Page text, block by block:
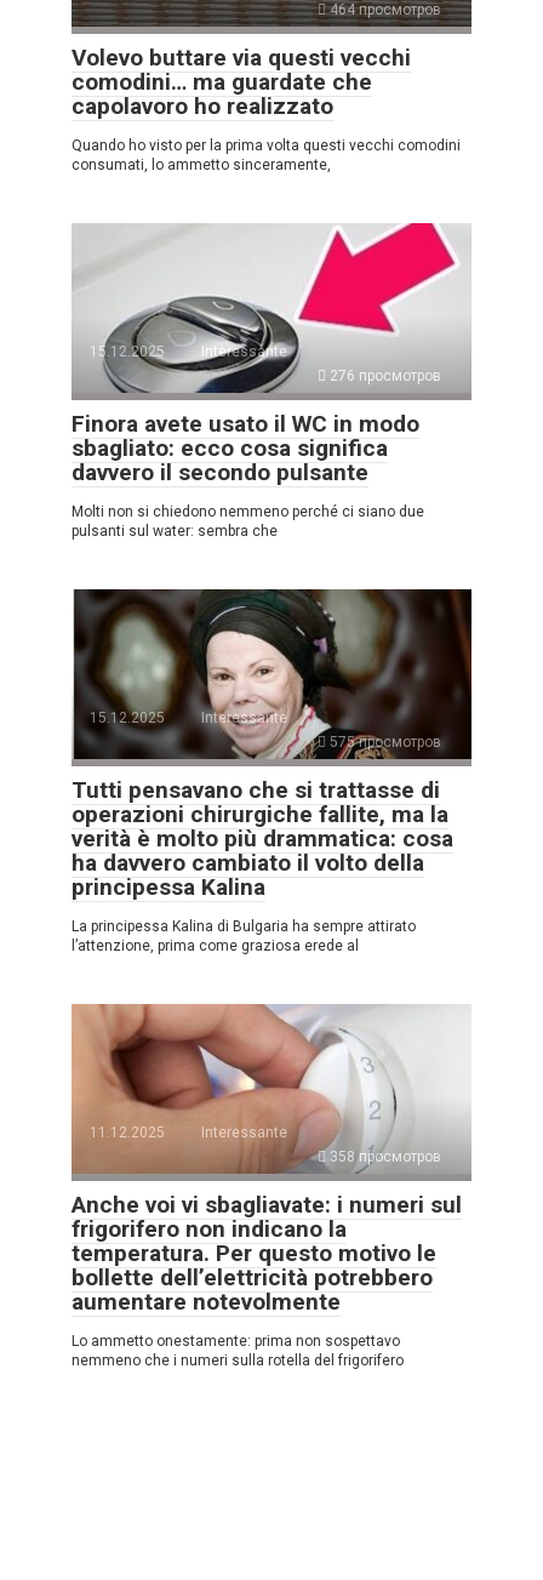
464 просмотров
Volevo buttare via questi vecchi
comodini… ma guardate che
capolavoro ho realizzato
Quando ho visto per la prima volta questi vecchi comodini
consumati, lo ammetto sinceramente,
15.12.2025
Interessante
276 просмотров
Finora avete usato il WC in modo
sbagliato: ecco cosa significa
davvero il secondo pulsante
Molti non si chiedono nemmeno perché ci siano due
pulsanti sul water: sembra che
15.12.2025
Interessante
575 просмотров
Tutti pensavano che si trattasse di
operazioni chirurgiche fallite, ma la
verità è molto più drammatica: cosa
ha davvero cambiato il volto della
principessa Kalina
La principessa Kalina di Bulgaria ha sempre attirato
l’attenzione, prima come graziosa erede al
11.12.2025
Interessante
358 просмотров
Anche voi vi sbagliavate: i numeri sul
frigorifero non indicano la
temperatura. Per questo motivo le
bollette dell’elettricità potrebbero
aumentare notevolmente
Lo ammetto onestamente: prima non sospettavo
nemmeno che i numeri sulla rotella del frigorifero